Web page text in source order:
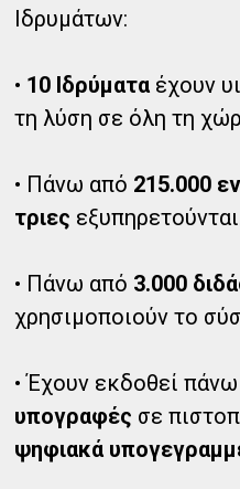
Ιδρυμάτων:
• 10 Ιδρύματα έχουν
τη λύση σε όλη τη
• Πάνω από 215.000
τριες
• Πάνω από 3.000
χρησιμοποιούν το
• Έχουν εκδοθεί
υπογραφές σε
ψηφιακά